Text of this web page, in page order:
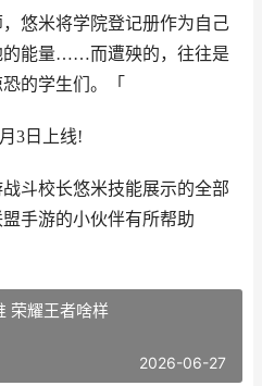
米将学院登记册作为自己
的能量……而遭殃的，往往是
的学生们。「
3日上线!
校长悠米技能展示的全部
手游的小伙伴有所帮助
荣耀王者啥样
2026-06-27